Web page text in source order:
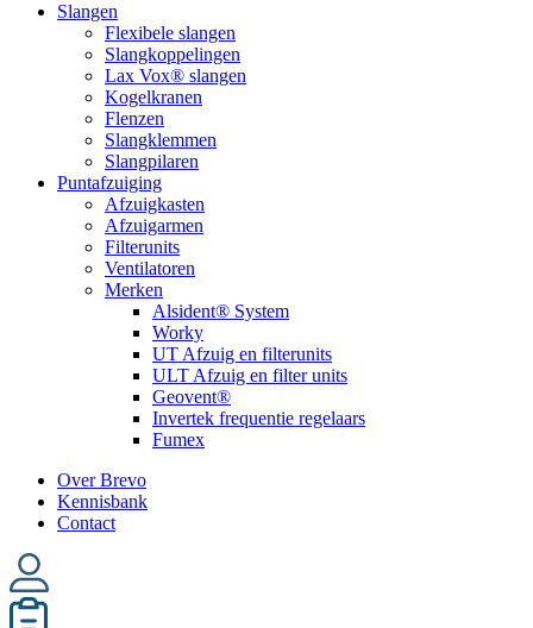
Slangen
Flexibele slangen
Slangkoppelingen
Lax Vox® slangen
Kogelkranen
Flenzen
Slangklemmen
Slangpilaren
Puntafzuiging
Afzuigkasten
Afzuigarmen
Filterunits
Ventilatoren
Merken
Alsident® System
Worky
UT Afzuig en filterunits
ULT Afzuig en filter units
Geovent®
Invertek frequentie regelaars
Fumex
Over Brevo
Kennisbank
Contact